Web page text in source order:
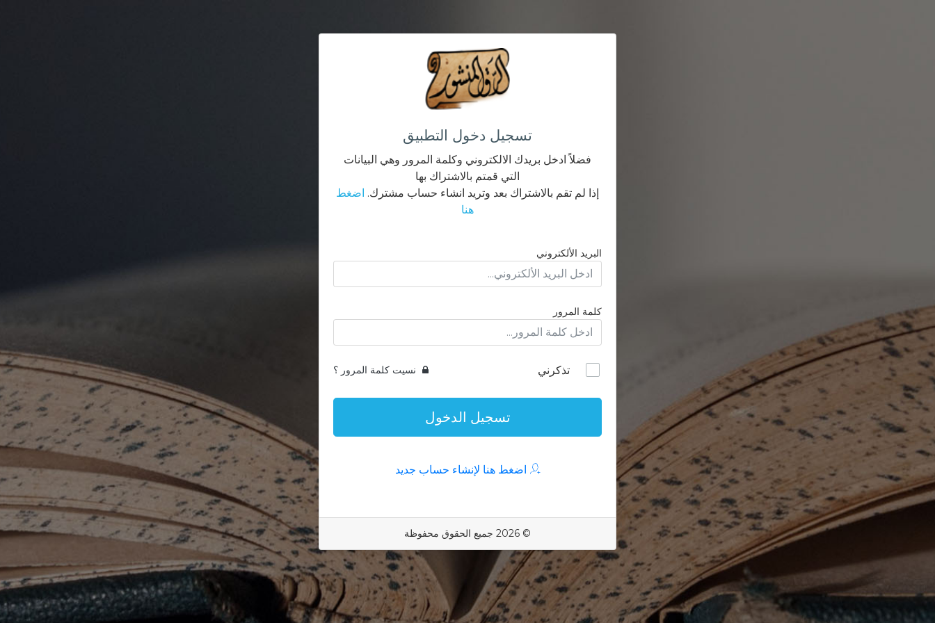
تسجيل دخول التطبيق
فضلاً ادخل بريدك الالكتروني وكلمة المرور وهي البيانات
التي قمتم بالاشتراك بها
إذا لم تقم بالاشتراك بعد وتريد انشاء حساب مشترك. اضغط
هنا
البريد الألكتروني
كلمة المرور
تذكرني نسيت كلمة المرور ؟
تسجيل الدخول
اضغط هنا لإنشاء حساب جديد
© 2026 جميع الحقوق محفوظة